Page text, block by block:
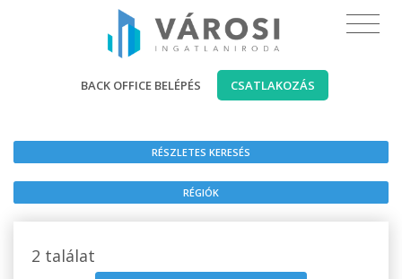
BACK OFFICE BELÉPÉS CSATLAKOZÁS
RÉSZLETES KERESÉS
RÉGIÓK
2 találat